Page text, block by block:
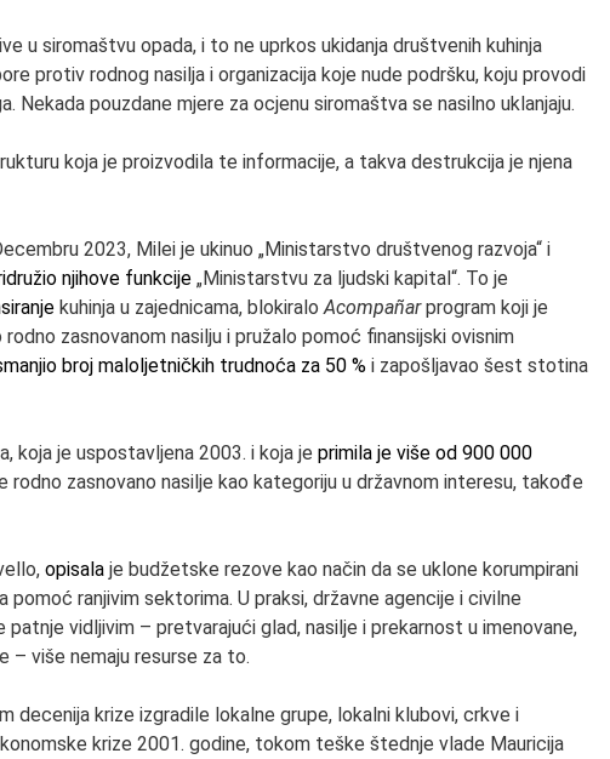
u siromaštvu opada, i to ne uprkos ukidanja društvenih kuhinja
protiv rodnog nasilja i organizacija koje nude podršku, koju provodi
Nekada pouzdane mjere za ocjenu siromaštva se nasilno uklanjaju.
koja je proizvodila te informacije, a takva destrukcija je njena
2023, Milei je ukinuo „Ministarstvo društvenog razvoja“ i
njihove funkcije „Ministarstvu za ljudski kapital“. To je
kuhinja u zajednicama, blokiralo Acompañarprogram koji je
zasnovanom nasilju i pružalo pomoć finansijski ovisnim
broj maloljetničkih trudnoća za 50 % i zapošljavao šest stotina
koja je uspostavljena 2003. i koja je primila je više od 900 000
rodno zasnovano nasilje kao kategoriju u državnom interesu, takođe
opisala je budžetske rezove kao način da se uklone korumpirani
ranjivim sektorima. U praksi, državne agencije i civilne
vidljivim – pretvarajući glad, nasilje i prekarnost u imenovane,
– više nemaju resurse za to.
decenija krize izgradile lokalne grupe, lokalni klubovi, crkve i
krize 2001. godine, tokom teške štednje vlade Mauricija